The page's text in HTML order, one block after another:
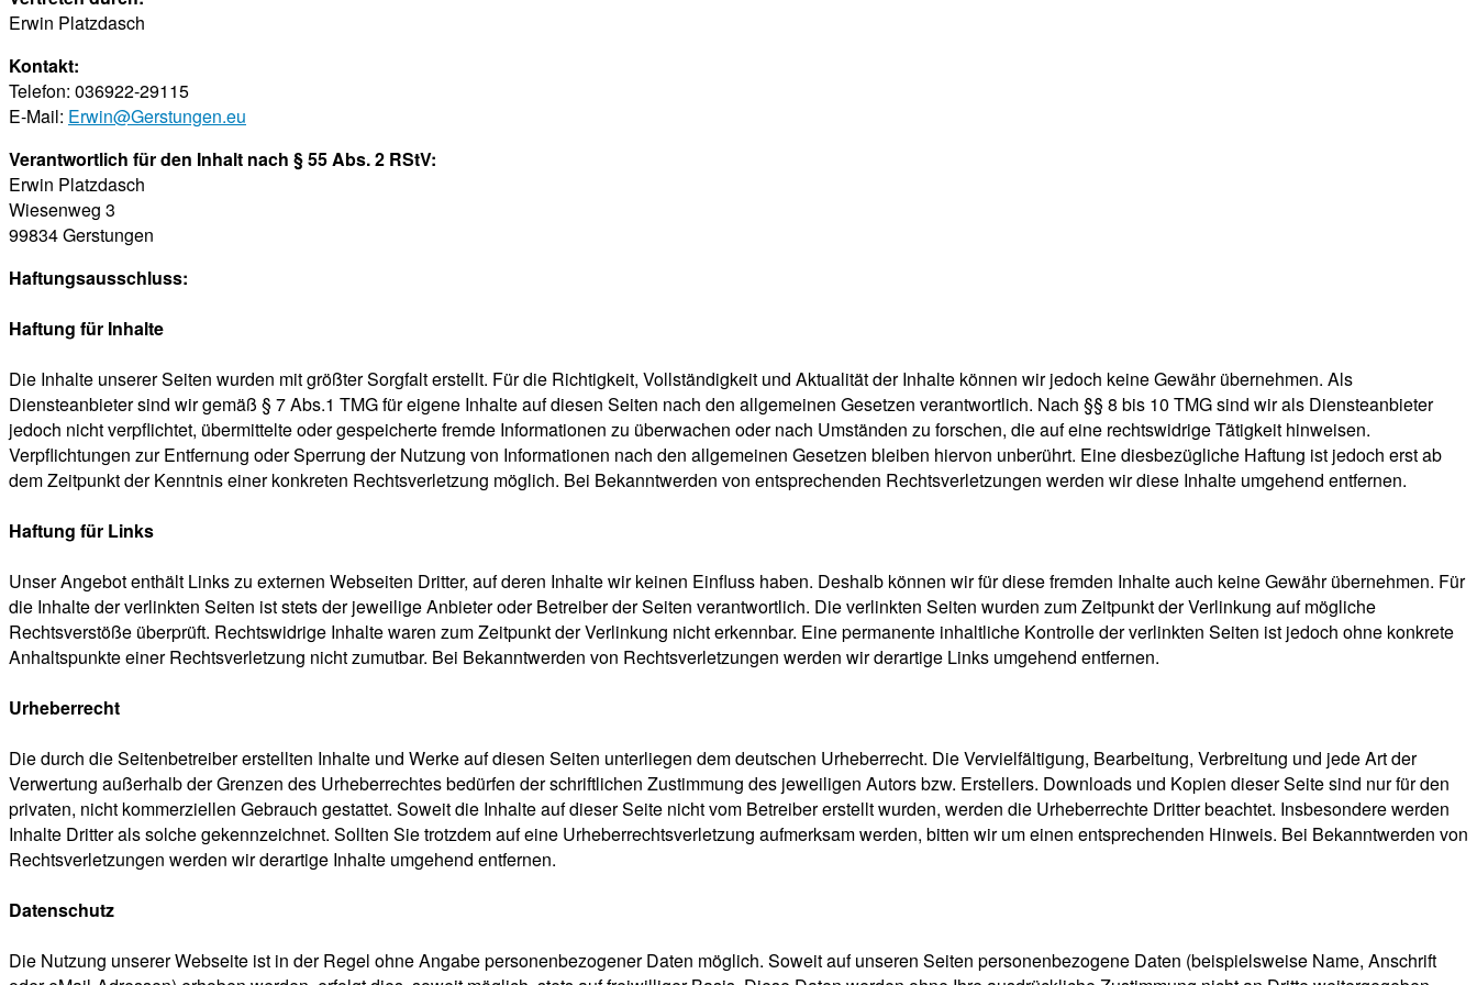
Erwin Platzdasch
Kontakt:
Telefon: 036922-29115
E-Mail: Erwin@Gerstungen.eu
Verantwortlich für den Inhalt nach § 55 Abs. 2 RStV:
Erwin Platzdasch
Wiesenweg 3
99834 Gerstungen
Haftungsausschluss:
Haftung für Inhalte
Die Inhalte unserer Seiten wurden mit größter Sorgfalt erstellt. Für die Richtigkeit, Vollständigkeit und Aktualität der Inhalte können wir jedoch keine Gewähr übernehmen. Als
Diensteanbieter sind wir gemäß § 7 Abs.1 TMG für eigene Inhalte auf diesen Seiten nach den allgemeinen Gesetzen verantwortlich. Nach §§ 8 bis 10 TMG sind wir als Diensteanbieter
jedoch nicht verpflichtet, übermittelte oder gespeicherte fremde Informationen zu überwachen oder nach Umständen zu forschen, die auf eine rechtswidrige Tätigkeit hinweisen.
Verpflichtungen zur Entfernung oder Sperrung der Nutzung von Informationen nach den allgemeinen Gesetzen bleiben hiervon unberührt. Eine diesbezügliche Haftung ist jedoch erst ab
dem Zeitpunkt der Kenntnis einer konkreten Rechtsverletzung möglich. Bei Bekanntwerden von entsprechenden Rechtsverletzungen werden wir diese Inhalte umgehend entfernen.
Haftung für Links
Unser Angebot enthält Links zu externen Webseiten Dritter, auf deren Inhalte wir keinen Einfluss haben. Deshalb können wir für diese fremden Inhalte auch keine Gewähr übernehmen. Für
die Inhalte der verlinkten Seiten ist stets der jeweilige Anbieter oder Betreiber der Seiten verantwortlich. Die verlinkten Seiten wurden zum Zeitpunkt der Verlinkung auf mögliche
Rechtsverstöße überprüft. Rechtswidrige Inhalte waren zum Zeitpunkt der Verlinkung nicht erkennbar. Eine permanente inhaltliche Kontrolle der verlinkten Seiten ist jedoch ohne konkrete
Anhaltspunkte einer Rechtsverletzung nicht zumutbar. Bei Bekanntwerden von Rechtsverletzungen werden wir derartige Links umgehend entfernen.
Urheberrecht
Die durch die Seitenbetreiber erstellten Inhalte und Werke auf diesen Seiten unterliegen dem deutschen Urheberrecht. Die Vervielfältigung, Bearbeitung, Verbreitung und jede Art der
Verwertung außerhalb der Grenzen des Urheberrechtes bedürfen der schriftlichen Zustimmung des jeweiligen Autors bzw. Erstellers. Downloads und Kopien dieser Seite sind nur für den
privaten, nicht kommerziellen Gebrauch gestattet. Soweit die Inhalte auf dieser Seite nicht vom Betreiber erstellt wurden, werden die Urheberrechte Dritter beachtet. Insbesondere werden
Inhalte Dritter als solche gekennzeichnet. Sollten Sie trotzdem auf eine Urheberrechtsverletzung aufmerksam werden, bitten wir um einen entsprechenden Hinweis. Bei Bekanntwerden von
Rechtsverletzungen werden wir derartige Inhalte umgehend entfernen.
Datenschutz
Die Nutzung unserer Webseite ist in der Regel ohne Angabe personenbezogener Daten möglich. Soweit auf unseren Seiten personenbezogene Daten (beispielsweise Name, Anschrift